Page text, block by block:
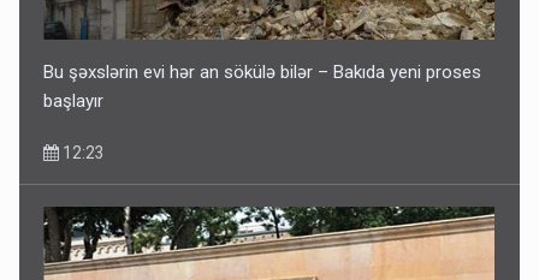
Bu şəxslərin evi hər an sökülə bilər – Bakıda yeni proses
başlayır
12:23